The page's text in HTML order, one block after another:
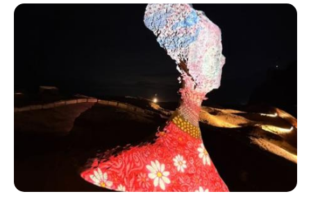
品資訊、優惠內容及最新活動訊息，請至Taiwan
PASS官方網站查詢。 【產品資訊】 販售產品：
「Taiwan PASS × 月光．海音樂會」套票 販售時
販售價格：2,500元。 販售通路：7-ELEVEN ibon
售票系統 產品內容：購買「Taiwan PASS台鐵版」
（包含台鐵3日周遊券、都會捷運4選1及景區接駁
15選1），即可獲贈8月29日「月光．海音樂會－澎
湃的海」全票1張（持ibon購票憑證紙本票或電子憑
證於活動當日至活動現場服務台兌換正式入場票
動化邊境管制系統（電子閘門）、擴大無紙化入境
為例，期待所有經濟體都能共同加強推動數位化服
務，提升APEC區域內旅客往來旅遊體驗。另外在
部長討論時段，陳署長先分享運用數位與智慧技
術，帶動地區觀光經濟發展的標竿計畫，包含觀光
數據綜合管理平台、多國語言即時翻譯、AI客服小
幫手、人車流管理系統等近期成果；其次再以觀光
署協力金融管理部門的跨境電子支付案例向各經濟
體說明我方與日本、韓國及新加坡等經濟體共同提
九州，這是台灣觀光首次將推廣觸角延伸至熊本辦
理專場推廣，透過B2B商談會與B2C Roadshow雙
軌並進，強力宣傳臺灣觀光多元旅遊魅力。 交通部
觀光署於6月26日率先在福岡舉辦B2B推廣會，吸引
約40位九州重要旅遊業者出席，由觀光署駐大阪辦
事處深度推介臺灣最新觀光資源、縣市旅遊亮點及
獎勵旅遊補助等優惠措施，現場交流熱絡，成功促
成台日業者超過百場洽談，期藉由市場熱度轉化為
日客來臺旅遊動能。 緊接著「2026台遊館in九州」